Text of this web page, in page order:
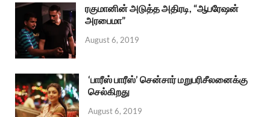
ரகுமானின் அடுத்த அதிரடி, “ஆபரேஷன்
அரபைமா”
August 6, 2019
‘பாரீஸ் பாரீஸ்’ சென்சார் மறுபரிசீலனைக்கு
செல்கிறது
August 6, 2019